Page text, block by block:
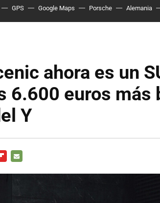
GPS Google Maps Porsche Alemania
ahora es un
6.600 euros más
Y
MAIL